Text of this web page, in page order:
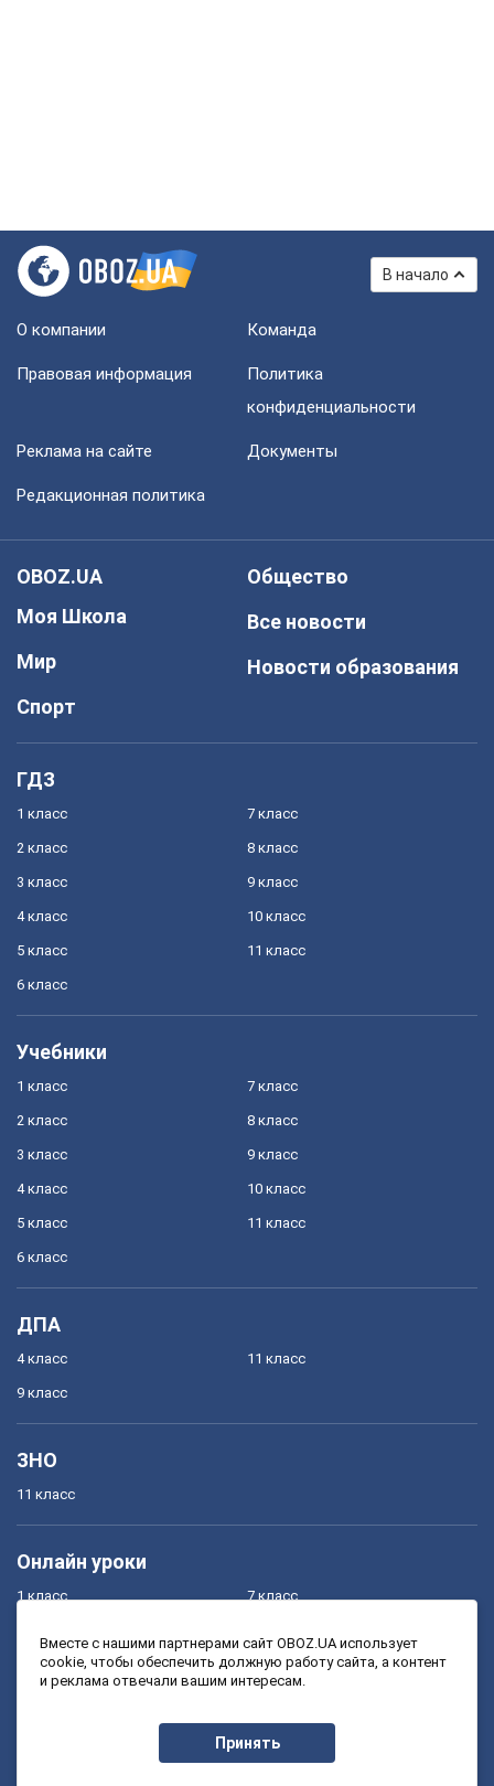
В начало
О компании Команда
Правовая информация
Политика
конфиденциальности
Реклама на сайте Документы
Редакционная политика
OBOZ.UA
Моя Школа
Мир
Спорт
Общество
Все новости
Новости образования
ГДЗ
1 класс
2 класс
3 класс
4 класс
5 класс
6 класс
7 класс
8 класс
9 класс
10 класс
11 класс
Учебники
1 класс
2 класс
3 класс
4 класс
5 класс
6 класс
7 класс
8 класс
9 класс
10 класс
11 класс
ДПА
4 класс
9 класс
11 класс
ЗНО
11 класс
Онлайн уроки
1 класс
3 класс
7 класс
9 класс
Вместе с нашими партнерами сайт OBOZ.UA использует
cookie, чтобы обеспечить должную работу сайта, а контент
и реклама отвечали вашим интересам.
Принять